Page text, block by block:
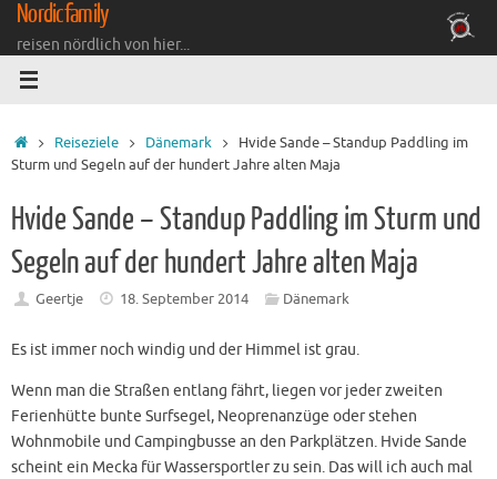
Zum
Inhalt
springen
Nordicfamily
reisen nördlich von hier...
Startseite
Reiseziele Dänemark
Hvide Sande – Standup Paddling im
Sturm und Segeln auf der hundert Jahre alten Maja
Hvide Sande – Standup Paddling im Sturm und
Segeln auf der hundert Jahre alten Maja
Geertje 18. September 2014 Dänemark
Es ist immer noch windig und der Himmel ist grau.
Wenn man die Straßen entlang fährt, liegen vor jeder zweiten
Ferienhütte bunte Surfsegel, Neoprenanzüge oder stehen
Wohnmobile und Campingbusse an den Parkplätzen. Hvide Sande
scheint ein Mecka für Wassersportler zu sein. Das will ich auch mal